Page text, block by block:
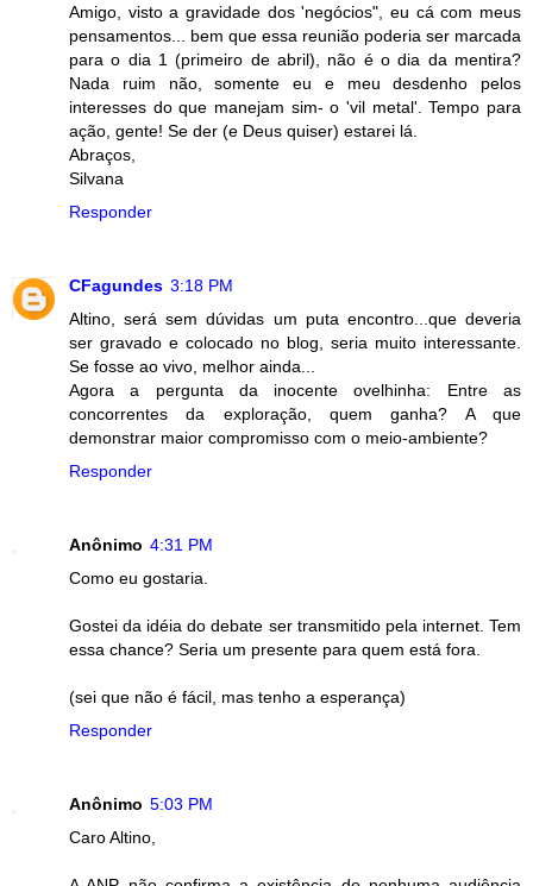
Amigo, visto a gravidade dos 'negócios", eu cá com meus
pensamentos... bem que essa reunião poderia ser marcada
para o dia 1 (primeiro de abril), não é o dia da mentira?
Nada ruim não, somente eu e meu desdenho pelos
interesses do que manejam sim- o 'vil metal'. Tempo para
ação, gente! Se der (e Deus quiser) estarei lá.
Abraços,
Silvana
Responder
CFagundes 3:18 PM
Altino, será sem dúvidas um puta encontro...que deveria
ser gravado e colocado no blog, seria muito interessante.
Se fosse ao vivo, melhor ainda...
Agora a pergunta da inocente ovelhinha: Entre as
concorrentes da exploração, quem ganha? A que
demonstrar maior compromisso com o meio-ambiente?
Responder
Anônimo 4:31 PM
Como eu gostaria.
Gostei da idéia do debate ser transmitido pela internet. Tem
essa chance? Seria um presente para quem está fora.
(sei que não é fácil, mas tenho a esperança)
Responder
Anônimo 5:03 PM
Caro Altino,